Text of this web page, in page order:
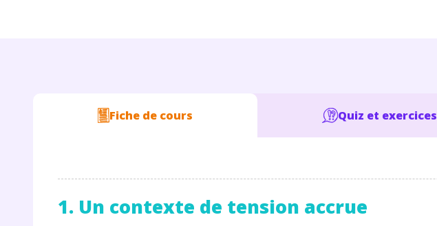
Fiche de cours Quiz et exercices
1. Un contexte de tension accrue